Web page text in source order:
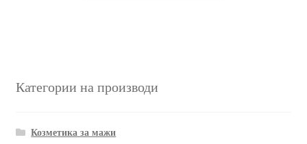
Категории на производи
Козметика за мажи